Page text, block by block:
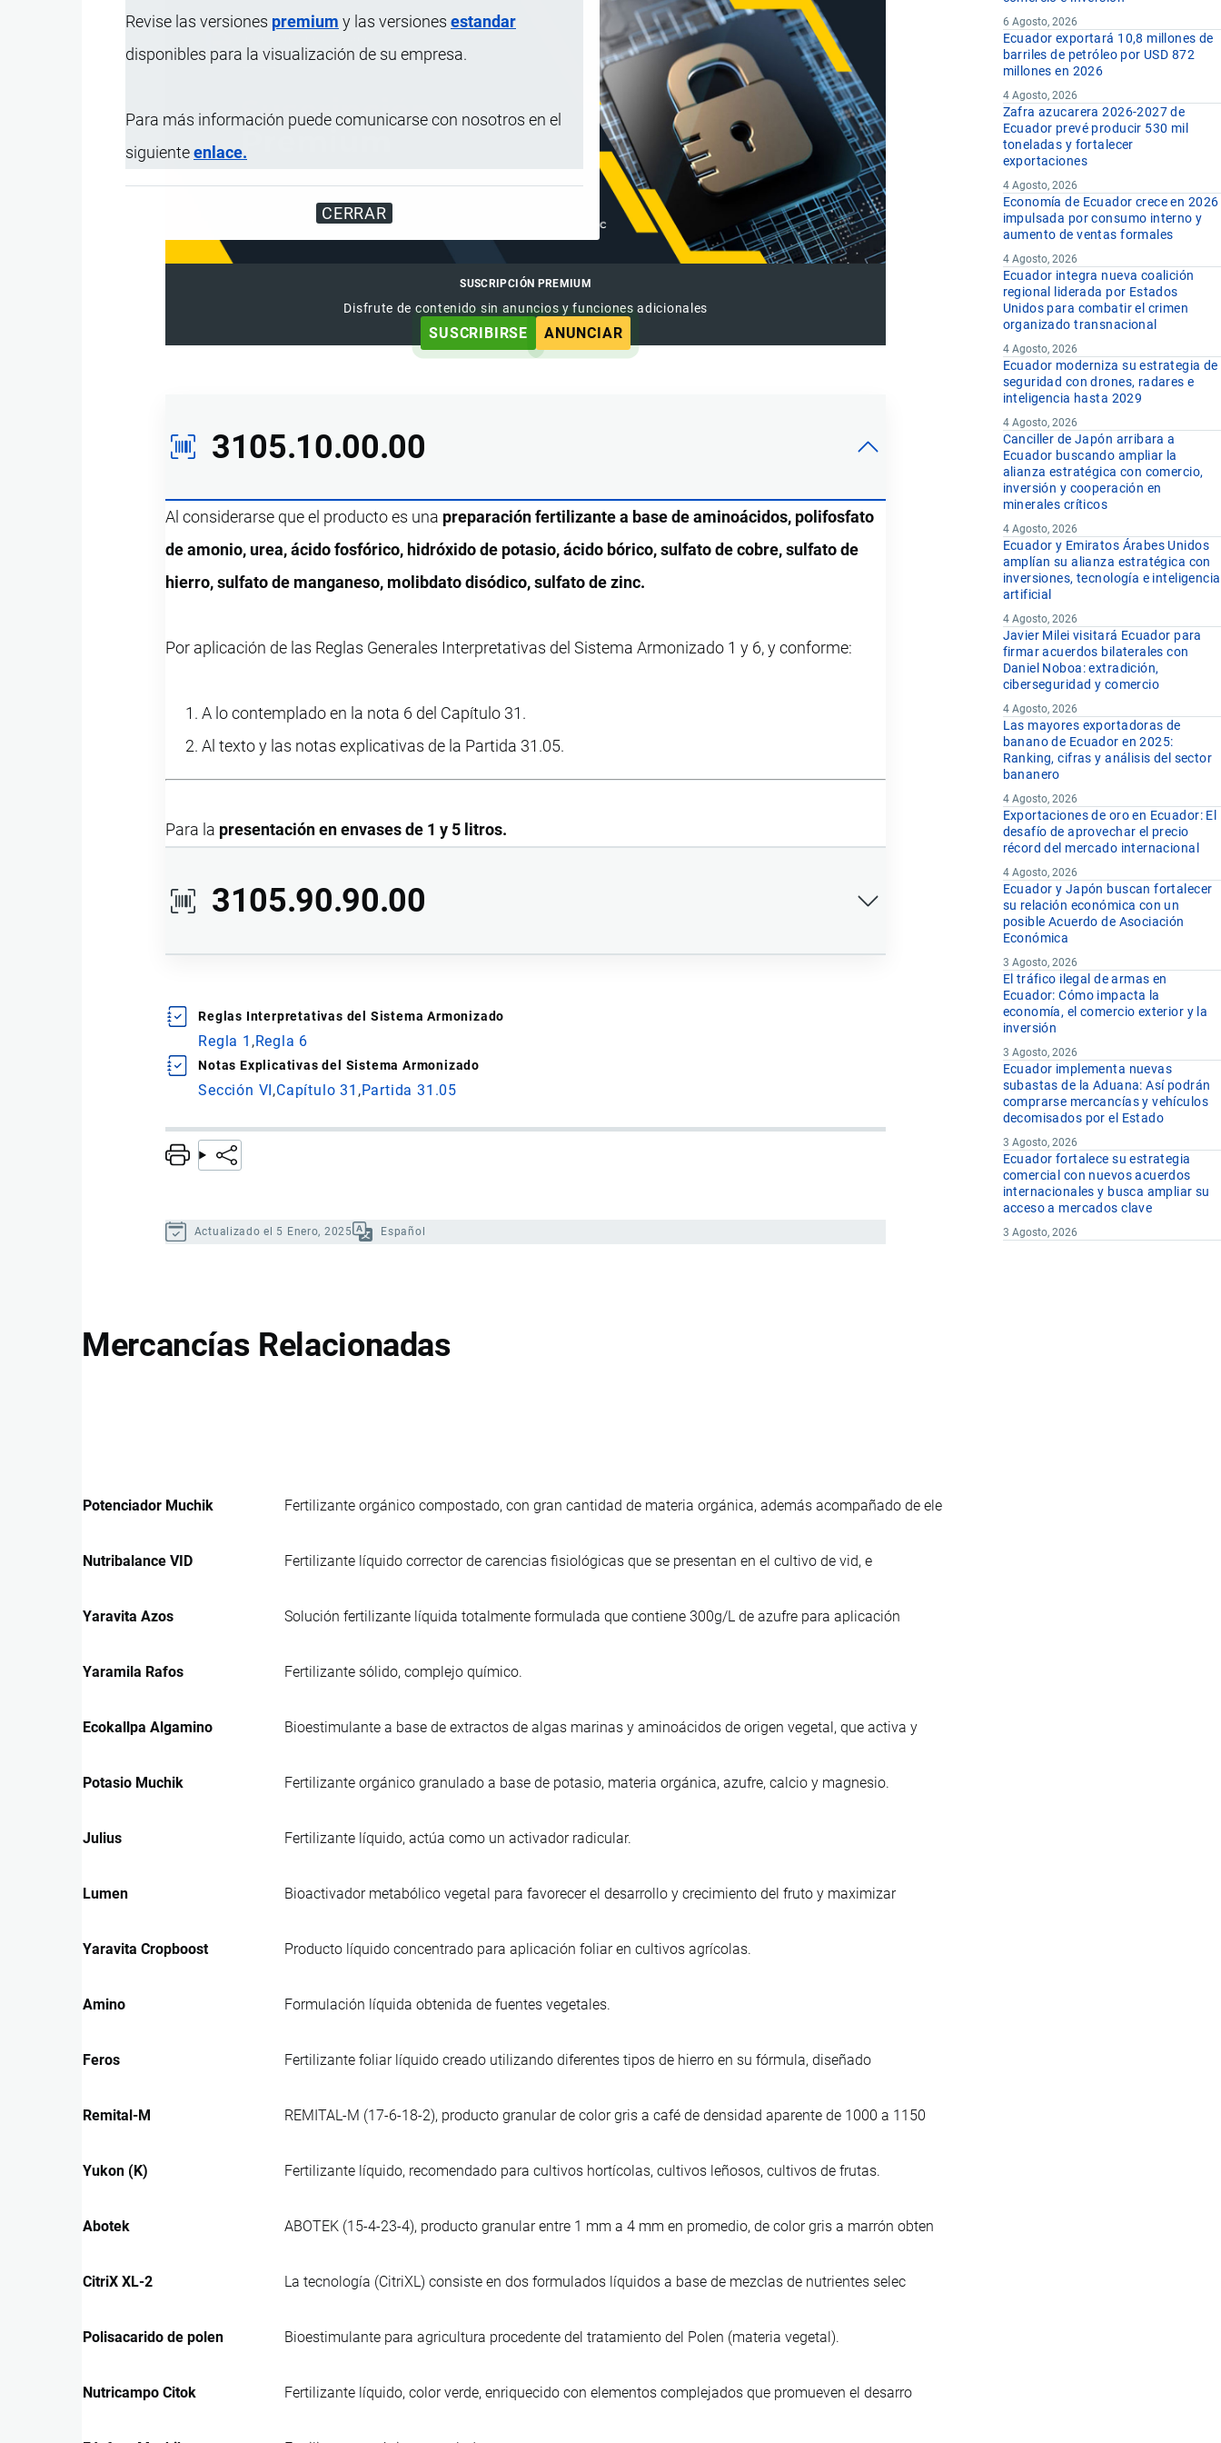
Revise las versiones premium y las versiones estandar
disponibles para la visualización de su empresa.
Para más información puede comunicarse con nosotros en el
siguienteenlace.
CERRAR
SUSCRIPCIÓN PREMIUM
Disfrute de contenido sin anuncios y funciones adicionales
SUSCRIBIRSE ANUNCIAR
3105.10.00.00
Al considerarse que el producto es una preparación fertilizante a base de aminoácidos, polifosfato
de amonio, urea, ácido fosfórico, hidróxido de potasio, ácido bórico, sulfato de cobre, sulfato de
hierro, sulfato de manganeso, molibdato disódico, sulfato de zinc.
Por aplicación de las Reglas Generales Interpretativas del Sistema Armonizado 1 y 6, y conforme:
A lo contemplado en la nota 6 del Capítulo 31.
Al texto y las notas explicativas de la Partida 31.05.
Para la presentación en envases de 1 y 5 litros.
3105.90.90.00
Para lapresentación en envases de 20 y 1000 litros.
Reglas Interpretativas del Sistema Armonizado
Regla 1 Regla 6
Notas Explicativas del Sistema Armonizado
Sección VI Capítulo 31 Partida 31.05
Actualizado el 5 Enero, 2025 Español
6 Agosto, 2026
Ecuador exportará 10,8 millones de
barriles de petróleo por USD 872
millones en 2026
4 Agosto, 2026
Zafra azucarera 2026-2027 de
Ecuador prevé producir 530 mil
toneladas y fortalecer
exportaciones
4 Agosto, 2026
Economía de Ecuador crece en 2026
impulsada por consumo interno y
aumento de ventas formales
4 Agosto, 2026
Ecuador integra nueva coalición
regional liderada por Estados
Unidos para combatir el crimen
organizado transnacional
4 Agosto, 2026
Ecuador moderniza su estrategia de
seguridad con drones, radares e
inteligencia hasta 2029
4 Agosto, 2026
Canciller de Japón arribara a
Ecuador buscando ampliar la
alianza estratégica con comercio,
inversión y cooperación en
minerales críticos
4 Agosto, 2026
Ecuador y Emiratos Árabes Unidos
amplían su alianza estratégica con
inversiones, tecnología e inteligencia
artificial
4 Agosto, 2026
Javier Milei visitará Ecuador para
firmar acuerdos bilaterales con
Daniel Noboa: extradición,
ciberseguridad y comercio
4 Agosto, 2026
Las mayores exportadoras de
banano de Ecuador en 2025:
Ranking, cifras y análisis del sector
bananero
4 Agosto, 2026
Exportaciones de oro en Ecuador: El
desafío de aprovechar el precio
récord del mercado internacional
4 Agosto, 2026
Ecuador y Japón buscan fortalecer
su relación económica con un
posible Acuerdo de Asociación
Económica
3 Agosto, 2026
El tráfico ilegal de armas en
Ecuador: Cómo impacta la
economía, el comercio exterior y la
inversión
3 Agosto, 2026
Ecuador implementa nuevas
subastas de la Aduana: Así podrán
comprarse mercancías y vehículos
decomisados por el Estado
3 Agosto, 2026
Ecuador fortalece su estrategia
comercial con nuevos acuerdos
internacionales y busca ampliar su
acceso a mercados clave
3 Agosto, 2026
Mercancías Relacionadas
Potenciador Muchik Fertilizante orgánico compostado, con gran cantidad de materia orgánica, además acompañado de ele
Nutribalance VID Fertilizante líquido corrector de carencias fisiológicas que se presentan en el cultivo de vid, e
Yaravita Azos Solución fertilizante líquida totalmente formulada que contiene 300g/L de azufre para aplicación
Yaramila Rafos Fertilizante sólido, complejo químico.
Ecokallpa Algamino Bioestimulante a base de extractos de algas marinas y aminoácidos de origen vegetal, que activa y
Potasio Muchik Fertilizante orgánico granulado a base de potasio, materia orgánica, azufre, calcio y magnesio.
Julius Fertilizante líquido, actúa como un activador radicular.
Lumen Bioactivador metabólico vegetal para favorecer el desarrollo y crecimiento del fruto y maximizar
Yaravita Cropboost Producto líquido concentrado para aplicación foliar en cultivos agrícolas.
Amino Formulación líquida obtenida de fuentes vegetales.
Feros Fertilizante foliar líquido creado utilizando diferentes tipos de hierro en su fórmula, diseñado
Remital-M REMITAL-M (17-6-18-2), producto granular de color gris a café de densidad aparente de 1000 a 1150
Yukon (K) Fertilizante líquido, recomendado para cultivos hortícolas, cultivos leñosos, cultivos de frutas.
Abotek ABOTEK (15-4-23-4), producto granular entre 1 mm a 4 mm en promedio, de color gris a marrón obten
CitriX XL-2 La tecnología (CitriXL) consiste en dos formulados líquidos a base de mezclas de nutrientes selec
Polisacarido de polen Bioestimulante para agricultura procedente del tratamiento del Polen (materia vegetal).
Nutricampo Citok Fertilizante líquido, color verde, enriquecido con elementos complejados que promueven el desarro